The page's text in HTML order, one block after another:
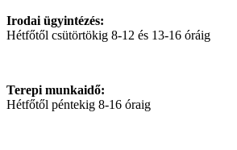
Irodai ügyintézés:
Hétfőtől csütörtökig 8-12 és 13-16 óráig
Terepi munkaidő:
Hétfőtől péntekig 8-16 óraig